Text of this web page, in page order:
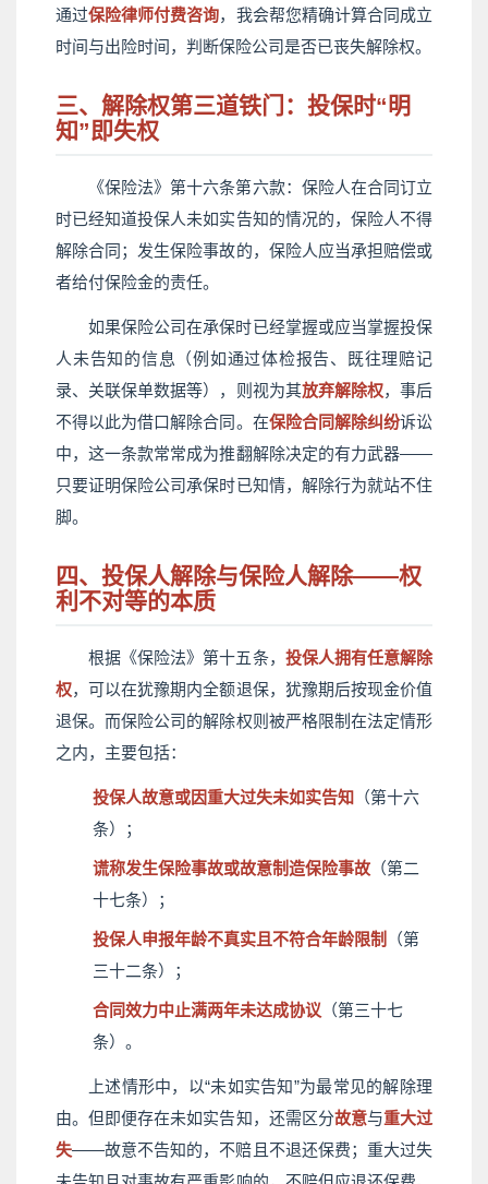
通过保险律师付费咨询，我会帮您精确计算合同成立
时间与出险时间，判断保险公司是否已丧失解除权。
三、解除权第三道铁门：投保时“明
知”即失权
《保险法》第十六条第六款： 保险人在合同订立
时已经知道投保人未如实告知的情况的，保险人不得
解除合同；发生保险事故的，保险人应当承担赔偿或
者给付保险金的责任。
如果保险公司在承保时已经掌握或应当掌握投保
人未告知的信息（例如通过体检报告、既往理赔记
录、关联保单数据等），则视为其放弃解除权，事后
不得以此为借口解除合同。在保险合同解除纠纷诉讼
中，这一条款常常成为推翻解除决定的有力武器——
只要证明保险公司承保时已知情，解除行为就站不住
脚。
四、投保人解除与保险人解除——权
利不对等的本质
根据《保险法》第十五条， 投保人拥有任意解除
权，可以在犹豫期内全额退保，犹豫期后按现金价值
退保。而保险公司的解除权则被严格限制在法定情形
之内，主要包括：
投保人故意或因重大过失未如实告知 （第十六
条）；
谎称发生保险事故或故意制造保险事故 （第二
十七条）；
投保人申报年龄不真实且不符合年龄限制
（第
三十二条）；
合同效力中止满两年未达成协议 （第三十七
条）。
上述情形中，以“未如实告知”为最常见的解除理
由。但即便存在未如实告知，还需区分故意与重大过
失——故意不告知的，不赔且不退还保费；重大过失